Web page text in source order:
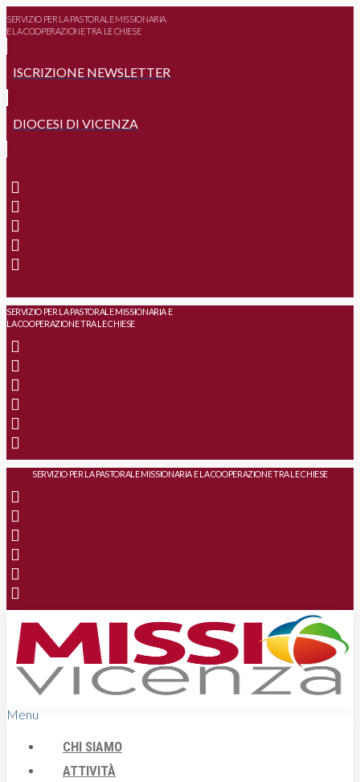
SERVIZIO PER LA PASTORALE MISSIONARIA
E LA COOPERAZIONE TRA LE CHIESE
ISCRIZIONE NEWSLETTER
DIOCESI DI VICENZA
SERVIZIO PER LA PASTORALE MISSIONARIA E
LA COOPERAZIONE TRA LE CHIESE
SERVIZIO PER LA PASTORALE MISSIONARIA E LA COOPERAZIONE TRA LE CHIESE
Menu
CHI SIAMO
ATTIVITÀ